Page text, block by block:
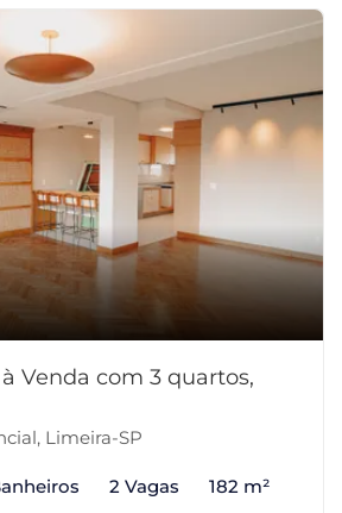
Venda com 3 quartos,
Limeira-SP
2 Vagas 182 m²